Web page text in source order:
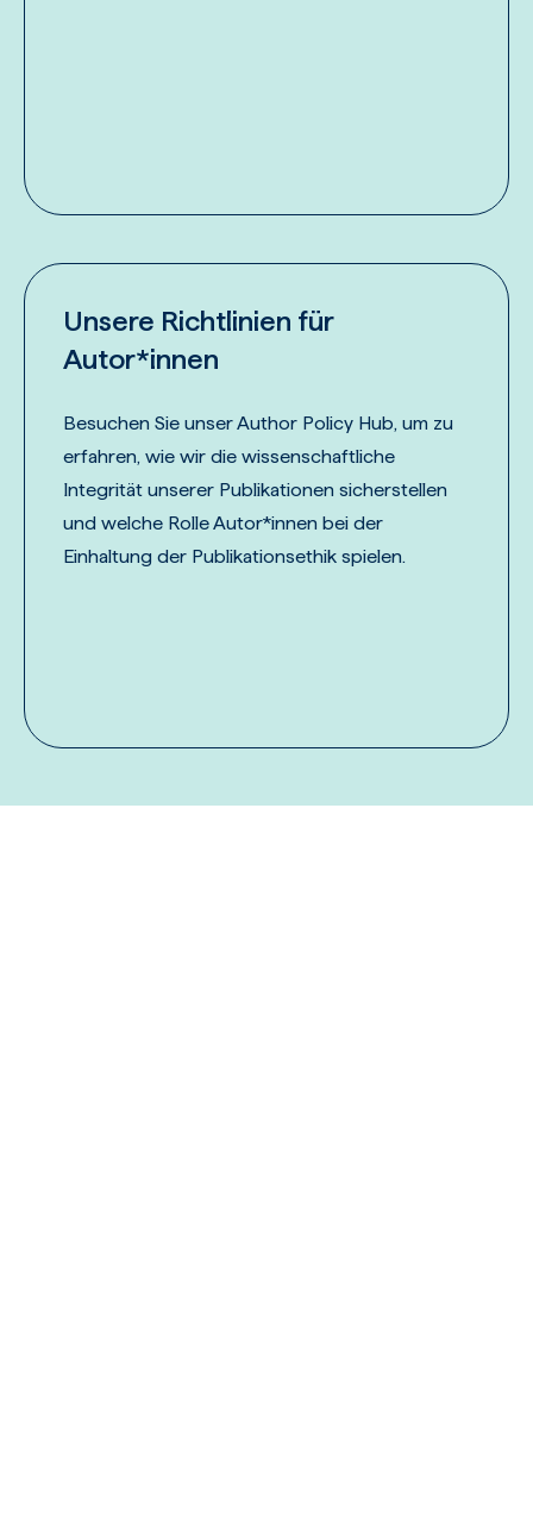
Unsere Richtlinien für
Autor*innen
Besuchen Sie unser Author Policy Hub, um zu
erfahren, wie wir die wissenschaftliche
Integrität unserer Publikationen sicherstellen
und welche Rolle Autor*innen bei der
Einhaltung der Publikationsethik spielen.